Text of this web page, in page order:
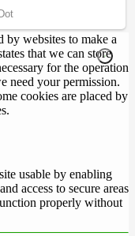
by websites to make a
that we can store
for the operation
need your permission.
cookies are placed by
usable by enabling
access to secure areas
properly without